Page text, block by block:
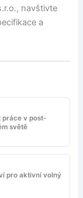
navštivte
a
práce v post-
světě
pro aktivní volný